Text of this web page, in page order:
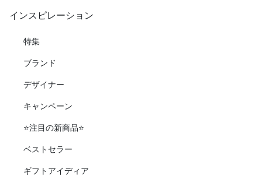
インスピレーション
特集
ブランド
デザイナー
キャンペーン
⭐️注目の新商品⭐️
ベストセラー
ギフトアイディア